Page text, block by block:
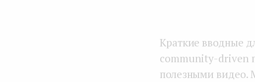
Краткие вводные
community-driven
полезными видео.